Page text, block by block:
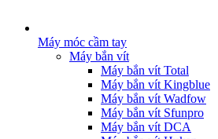
Máy móc cầm tay
Máy bắn vít
Máy bắn vít Total
Máy bắn vít Kingblue
Máy bắn vít Wadfow
Máy bắn vít Sfunpro
Máy bắn vít DCA